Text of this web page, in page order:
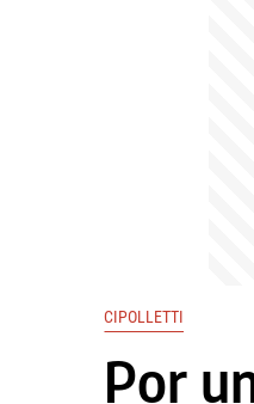
CIPOLLETTI
Por